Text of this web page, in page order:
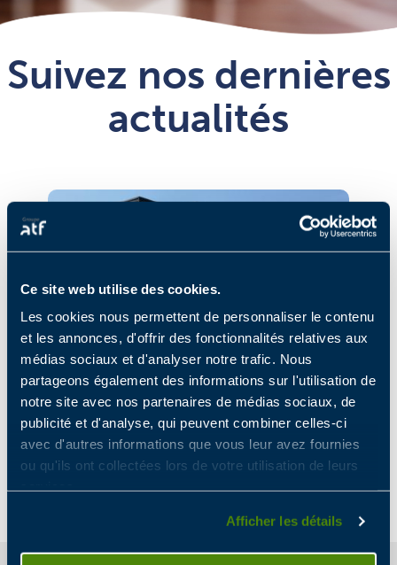
Ce site web utilise des cookies.
Les cookies nous permettent de personnaliser le contenu
et les annonces, d'offrir des fonctionnalités relatives aux
médias sociaux et d'analyser notre trafic. Nous
partageons également des informations sur l'utilisation de
notre site avec nos partenaires de médias sociaux, de
publicité et d'analyse, qui peuvent combiner celles-ci
avec d'autres informations que vous leur avez fournies
ou qu'ils ont collectées lors de votre utilisation de leurs
Afficher les détails
Suivez nos dernières
actualités
Le Groupe ATF obtient la
certification ISO 45001
certification 26 août 2021